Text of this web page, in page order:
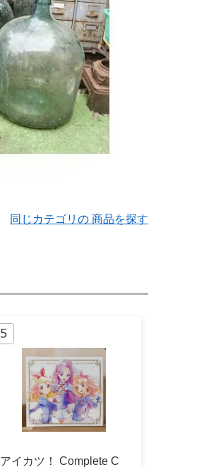
同じカテゴリの 商品を探す
アイカツ！ Complete C